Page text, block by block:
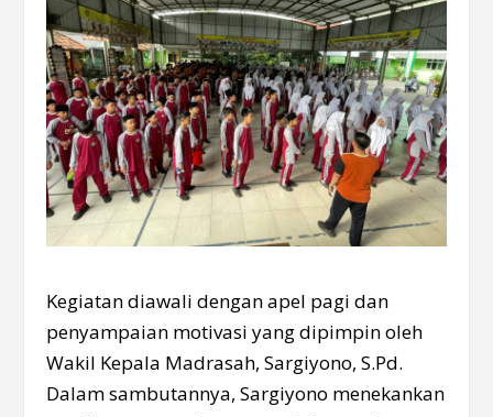
Kegiatan diawali dengan apel pagi dan
penyampaian motivasi yang dipimpin oleh
Wakil Kepala Madrasah, Sargiyono, S.Pd.
Dalam sambutannya, Sargiyono menekankan